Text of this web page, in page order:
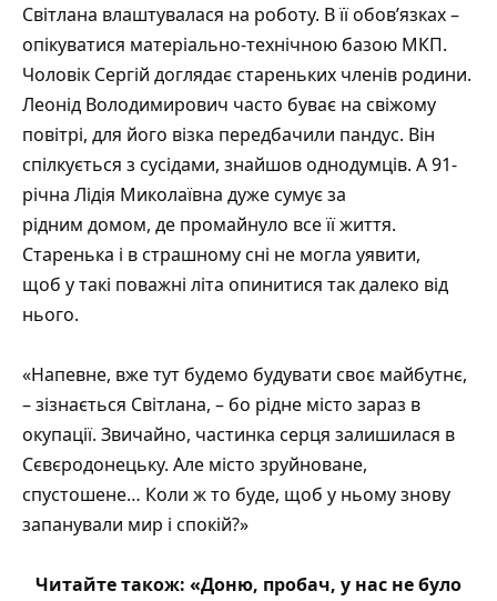
Світлана влаштувалася на роботу. В її обов’язках –
опікуватися матеріально-технічною базою МКП.
Чоловік Сергій доглядає стареньких членів родини.
Леонід Володимирович часто буває на свіжому
повітрі, для його візка передбачили пандус. Він
спілкується з сусідами, знайшов однодумців. А 91-
річна Лідія Миколаївна дуже сумує за
рідним домом, де промайнуло все її життя.
Старенька і в страшному сні не могла уявити,
щоб у такі поважні літа опинитися так далеко від
нього.
«Напевне, вже тут будемо будувати своє майбутнє,
– зізнається Світлана, – бо рідне місто зараз в
окупації. Звичайно, частинка серця залишилася в
Сєвєродонецьку. Але місто зруйноване,
спустошене… Коли ж то буде, щоб у ньому знову
запанували мир і спокій?»
Читайте також: «Доню, пробач, у нас не було